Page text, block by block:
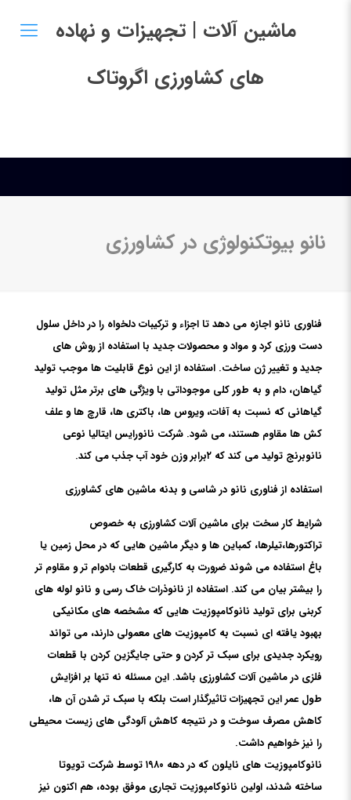
ماشین آلات | تجهیزات و نهاده
های کشاورزی اگروتاک
نانو بیوتکنولوژی در کشاورزی
فناوری نانو اجازه می دهد تا اجزاء و ترکیبات دلخواه را در داخل سلول
دست ورزی کرد و مواد و محصولات جدید با استفاده از روش های
جدید و تغییر ژن ساخت. استفاده از این نوع قابلیت ها موجب تولید
گیاهان، دام و به طور کلی موجوداتی با ویژگی های برتر مثل تولید
گیاهانی که نسبت به آفات، ویروس ها، باکتری ها، قارچ ها و علف
کش ها مقاوم هستند، می شود. شرکت نانورایس ایتالیا نوعی
نانوبرنج تولید می کند که ۲برابر وزن خود آب جذب می کند.
استفاده از فناوری نانو در شاسی و بدنه ماشین های کشاورزی
شرایط کار سخت برای ماشین آلات کشاورزی به خصوص
تراکتورها،تیلرها، کمباین ها و دیگر ماشین هایی که در محل زمین یا
باغ استفاده می شوند ضرورت به کارگیری قطعات بادوام تر و مقاوم تر
را بیشتر بیان می کند. استفاده از نانوذرات خاک رسی و نانو لوله های
کربنی برای تولید نانوکامپوزیت هایی که مشخصه های مکانیکی
بهبود یافته ای نسبت به کامپوزیت های معمولی دارند، می تواند
رویکرد جدیدی برای سبک تر کردن و حتی جایگزین کردن با قطعات
فلزی در ماشین آلات کشاورزی باشد. این مسئله نه تنها بر افزایش
طول عمر این تجهیزات تاثیرگذار است بلکه با سبک تر شدن آن ها،
کاهش مصرف سوخت و در نتیجه کاهش آلودگی های زیست محیطی
را نیز خواهیم داشت.
نانوکامپوزیت های نایلون که در دهه ۱۹۸۰ توسط شرکت تویوتا
ساخته شدند، اولین نانوکامپوزیت تجاری موفق بوده، هم اکنون نیز